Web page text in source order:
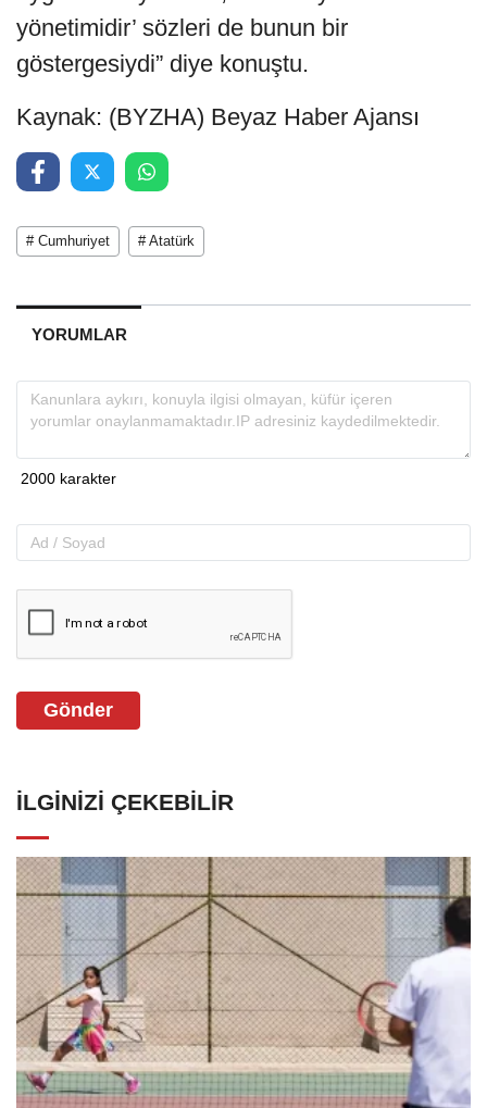
yönetimidir’ sözleri de bunun bir
göstergesiydi” diye konuştu.
Kaynak: (BYZHA) Beyaz Haber Ajansı
# Cumhuriyet # Atatürk
YORUMLAR
Gönder
İLGINIZI ÇEKEBILIR